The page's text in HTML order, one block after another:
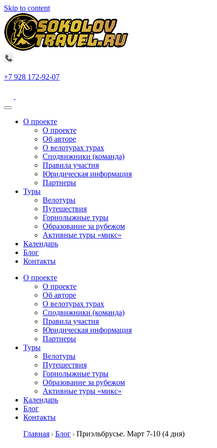
Skip to content
+7 928 172-92-07
О проекте
О проекте
Об авторе
О велотурах турах
Сподвижники (команда)
Правила участия
Юридическая информация
Партнеры
Туры
Велотуры
Путешествия
Горнолыжные туры
Образование за рубежом
Активные туры «микс»
Календарь
Блог
Контакты
О проекте
О проекте
Об авторе
О велотурах турах
Сподвижники (команда)
Правила участия
Юридическая информация
Партнеры
Туры
Велотуры
Путешествия
Горнолыжные туры
Образование за рубежом
Активные туры «микс»
Календарь
Блог
Контакты
Главная
Блог Приэльбрусье. Март 7-10 (4 дня)